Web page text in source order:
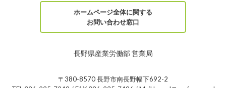
ホームページ全体に関する
お問い合わせ窓口
長野県産業労働部 営業局
〒380-8570 長野市南長野幅下692-2